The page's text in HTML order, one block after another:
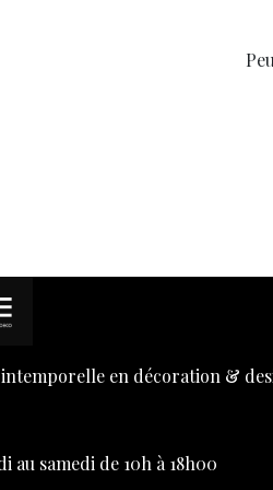
intemporelle en décoration &
au samedi de 10h à 18h00